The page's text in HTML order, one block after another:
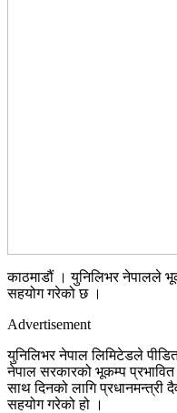
काठमाडौं । युनिलिभर नेपालले
सहयोग गरेको छ ।
Advertisement
युनिलिभर नेपाल लिमिटेडले पीडित
नेपाल सरकारको भूकम्प प्रभावित
साथ दिनको लागि प्रधानमन्त्री
सहयोग गरेको हो ।